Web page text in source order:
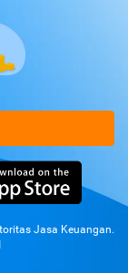
Jasa Keuangan.